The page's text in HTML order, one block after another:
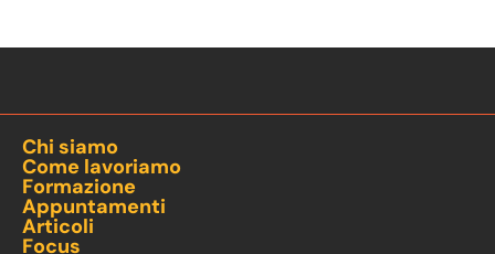
Chi siamo
Come lavoriamo
Formazione
Appuntamenti
Articoli
Focus